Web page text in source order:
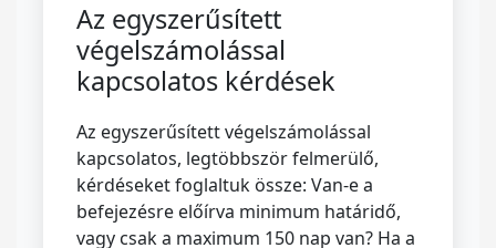
Az egyszerűsített
végelszámolással
kapcsolatos kérdések
Az egyszerűsített végelszámolással
kapcsolatos, legtöbbször felmerülő,
kérdéseket foglaltuk össze: Van-e a
befejezésre előírva minimum határidő,
vagy csak a maximum 150 nap van? Ha a